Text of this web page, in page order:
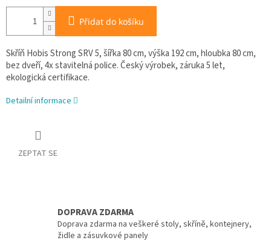
Přidat do košíku
Skříň Hobis Strong SRV 5, šířka 80 cm, výška 192 cm, hloubka 80 cm,
bez dveří, 4x stavitelná police. Český výrobek, záruka 5 let,
ekologická certifikace.
Detailní informace
ZEPTAT SE
DOPRAVA ZDARMA
Doprava zdarma na veškeré stoly, skříně, kontejnery,
židle a zásuvkové panely